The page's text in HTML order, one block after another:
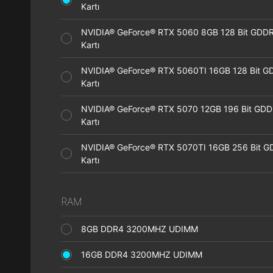
Kartı
NVIDIA® GeForce® RTX 5060 8GB 128 Bit
Kartı
NVIDIA® GeForce® RTX 5060TI 16GB 128 Bit
Kartı
NVIDIA® GeForce® RTX 5070 12GB 196 Bit
Kartı
NVIDIA® GeForce® RTX 5070TI 16GB 256 Bit
Kartı
RAM
8GB DDR4 3200MHZ UDIMM
16GB DDR4 3200MHZ UDIMM